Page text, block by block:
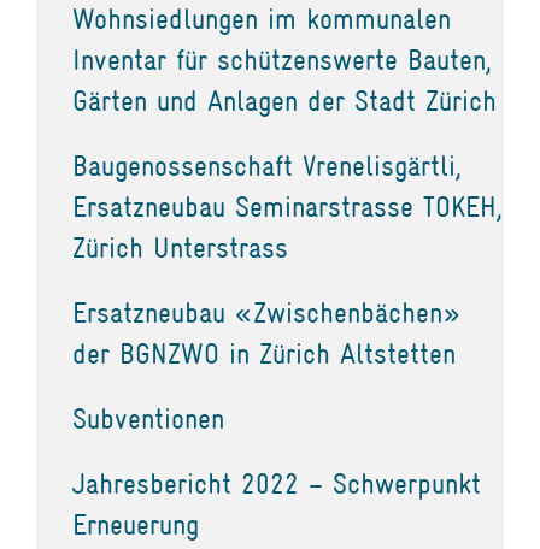
Wohnsiedlungen im kommunalen
Inventar für schützenswerte Bauten,
Gärten und Anlagen der Stadt Zürich
Baugenossenschaft Vrenelisgärtli,
Ersatzneubau Seminarstrasse TOKEH,
Zürich Unterstrass
Ersatzneubau «Zwischenbächen»
der BGNZWO in Zürich Altstetten
Subventionen
Jahresbericht 2022 – Schwerpunkt
Erneuerung